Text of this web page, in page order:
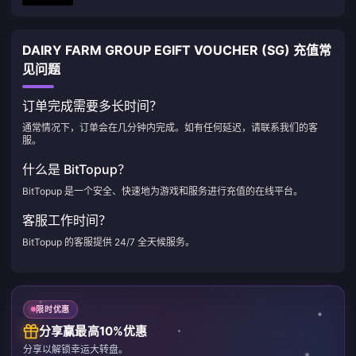
DAIRY FARM GROUP EGIFT VOUCHER (SG) 充值常
见问题
订单完成需要多长时间？
通常情况下，订单会在几分钟内完成。如有任何延迟，请联系我们的客
服。
什么是 BitTopup？
BitTopup 是一个安全、快速地为游戏和服务进行充值的在线平台。
客服工作时间？
BitTopup 的客服提供 24/7 全天候服务。
限时优惠
分享赢最高10%优惠
分享以解锁幸运大转盘。